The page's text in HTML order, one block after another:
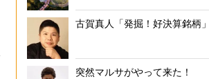
古賀真人「発掘！好決算銘柄」
突然マルサがやって来た！